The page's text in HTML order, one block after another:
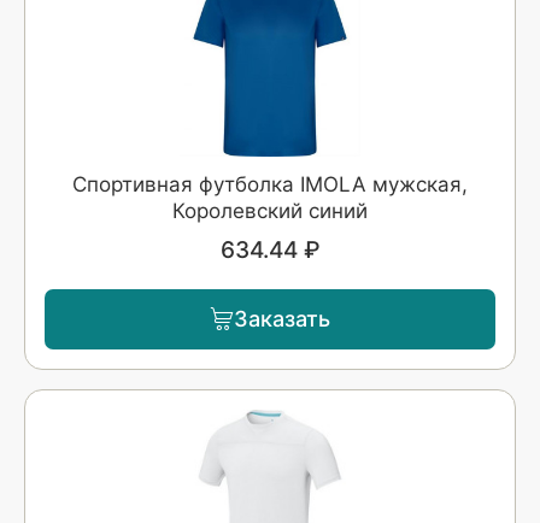
Спортивная футболка IMOLA мужская,
Королевский синий
634.44 ₽
Заказать